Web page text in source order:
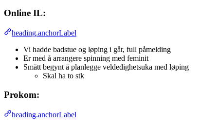
Online IL:
heading.anchorLabel
Vi hadde badstue og løping i går, full påmelding
Er med å arrangere spinning med feminit
Smått begynt å planlegge veldedighetsuka med løping
Skal ha to stk
Prokom:
heading.anchorLabel